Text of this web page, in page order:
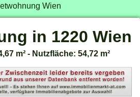
Wien
in 1220 Wien
m² - Nutzfläche: 54,72 m²